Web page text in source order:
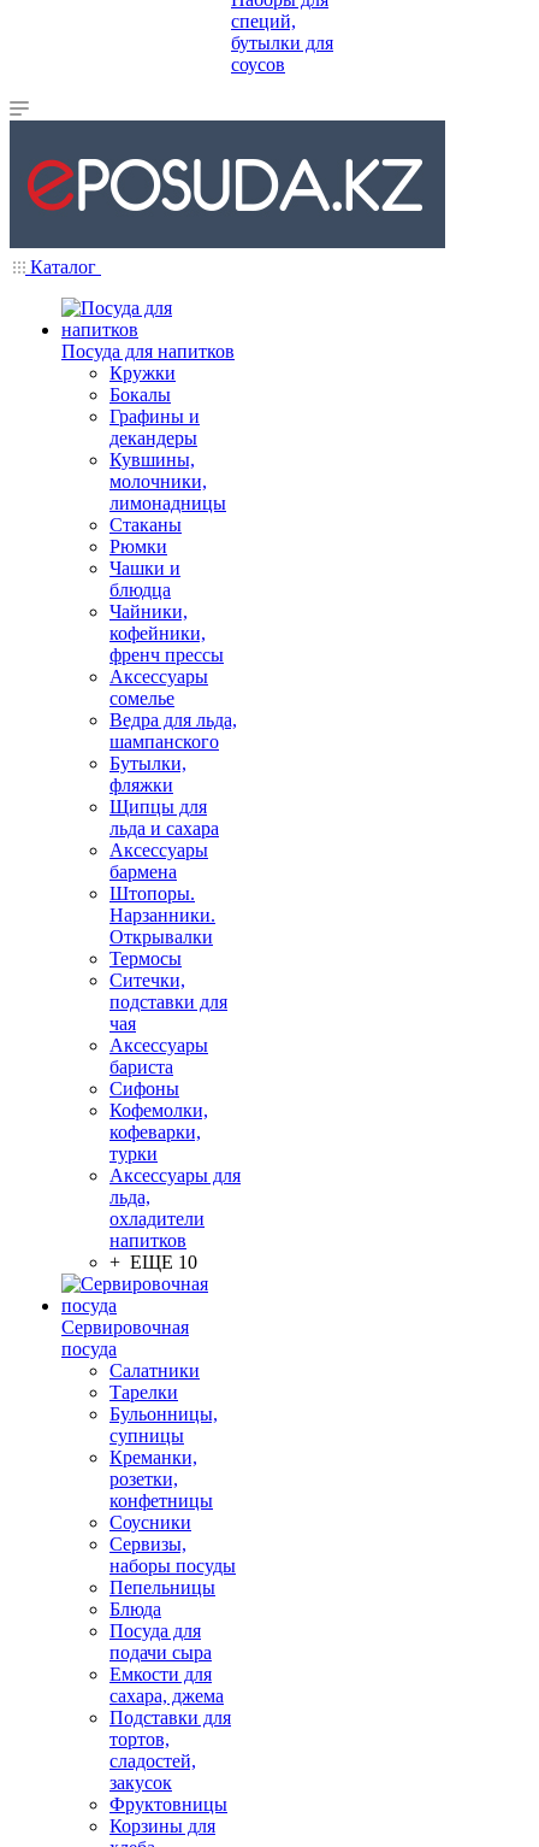
специй,
бутылки для
соусов
Каталог
Посуда для напитков
Кружки
Бокалы
Графины и
декандеры
Кувшины,
молочники,
лимонадницы
Стаканы
Рюмки
Чашки и
блюдца
Чайники,
кофейники,
френч прессы
Аксессуары
сомелье
Ведра для льда,
шампанского
Бутылки,
фляжки
Щипцы для
льда и сахара
Аксессуары
бармена
Штопоры.
Нарзанники.
Открывалки
Термосы
Ситечки,
подставки для
чая
Аксессуары
бариста
Сифоны
Кофемолки,
кофеварки,
турки
Аксессуары для
льда,
охладители
напитков
+ ЕЩЕ 10
Сервировочная
посуда
Салатники
Тарелки
Бульонницы,
супницы
Креманки,
розетки,
конфетницы
Соусники
Сервизы,
наборы посуды
Пепельницы
Блюда
Посуда для
подачи сыра
Емкости для
сахара, джема
Подставки для
тортов,
сладостей,
закусок
Фруктовницы
Корзины для